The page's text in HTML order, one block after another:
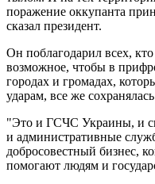
поражение оккупанта
сказал президент.
Он поблагодарил всех,
возможное, чтобы в
городах и громадах,
ударам, все же
"Это и ГСЧС Украины, и
и административные
добросовестный бизнес,
помогают людям и